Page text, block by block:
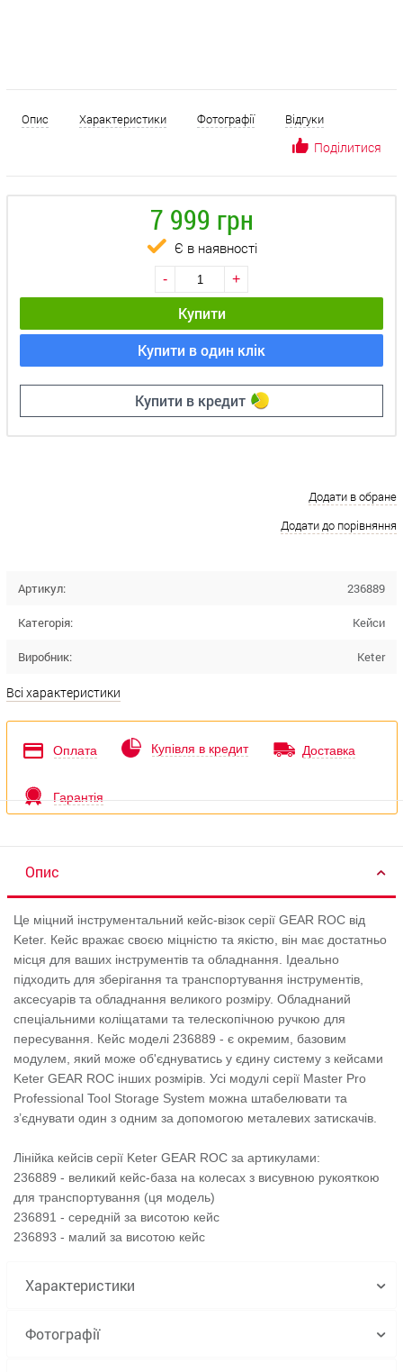
Опис Характеристики Фотографії Відгуки
Поділитися
7 999 грн
Є в наявності
- +
Купити
Купити в один клік
Купити в кредит
Додати в обране
Додати до порівняння
Артикул: 236889
Категорія: Кейси
Виробник: Keter
Всі характеристики
Оплата Купівля в кредит Доставка
Гарантія
Опис
Це міцний інструментальний кейс-візок серії GEAR ROC від
Keter. Кейс вражає своєю міцністю та якістю, він має достатньо
місця для ваших інструментів та обладнання. Ідеально
підходить для зберігання та транспортування інструментів,
аксесуарів та обладнання великого розміру. Обладнаний
спеціальними коліщатами та телескопічною ручкою для
пересування. Кейс моделі 236889 - є окремим, базовим
модулем, який може об'єднуватись у єдину систему з кейсами
Keter GEAR ROC інших розмірів. Усі модулі серії Master Pro
Professional Tool Storage System можна штабелювати та
з’єднувати один з одним за допомогою металевих затискачів.
Лінійка кейсів серії Keter GEAR ROC за артикулами:
236889 - великий кейс-база на колесах з висувною рукояткою
для транспортування (ця модель)
236891 - середній за висотою кейс
236893 - малий за висотою кейс
Характеристики
Фотографії